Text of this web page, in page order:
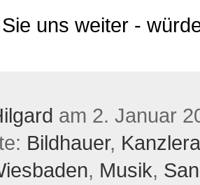
uns weiter -
am 2. Januar
Bildhauer,
, Musik,